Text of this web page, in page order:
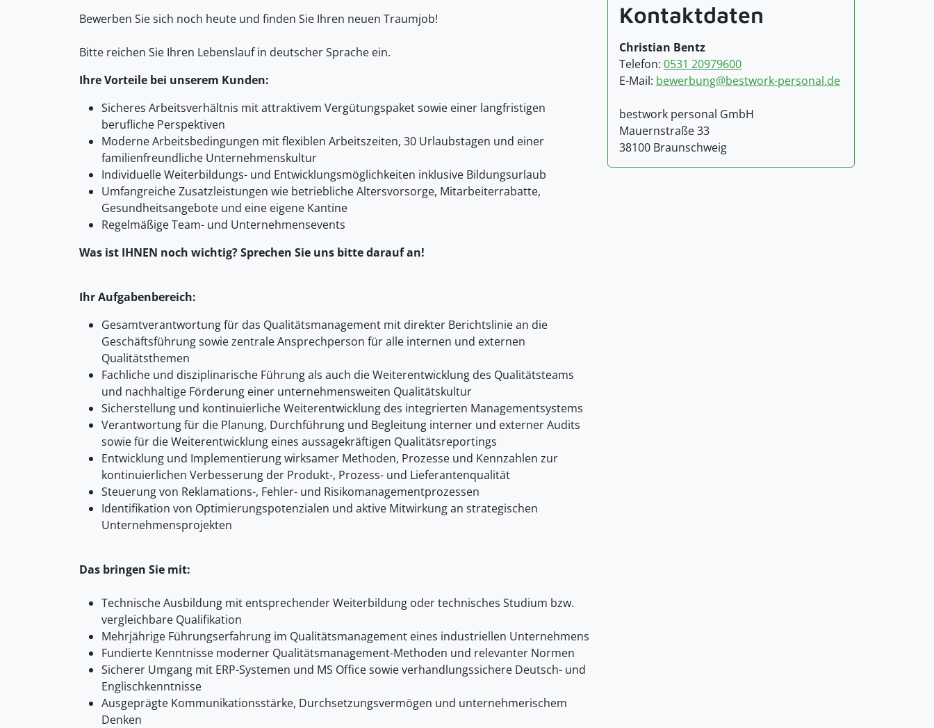
Bewerben Sie sich noch heute und finden Sie Ihren neuen Traumjob!
Bitte reichen Sie Ihren Lebenslauf in deutscher Sprache ein.
Ihre Vorteile bei unserem Kunden:
Sicheres Arbeitsverhältnis mit attraktivem Vergütungspaket sowie einer langfristigen
berufliche Perspektiven
Moderne Arbeitsbedingungen mit flexiblen Arbeitszeiten, 30 Urlaubstagen und einer
familienfreundliche Unternehmenskultur
Individuelle Weiterbildungs- und Entwicklungsmöglichkeiten inklusive Bildungsurlaub
Umfangreiche Zusatzleistungen wie betriebliche Altersvorsorge, Mitarbeiterrabatte,
Gesundheitsangebote und eine eigene Kantine
Regelmäßige Team- und Unternehmensevents
Was ist IHNEN noch wichtig? Sprechen Sie uns bitte darauf an!
Ihr Aufgabenbereich:
Gesamtverantwortung für das Qualitätsmanagement mit direkter Berichtslinie an die
Geschäftsführung sowie zentrale Ansprechperson für alle internen und externen
Qualitätsthemen
Fachliche und disziplinarische Führung als auch die Weiterentwicklung des Qualitätsteams
und nachhaltige Förderung einer unternehmensweiten Qualitätskultur
Sicherstellung und kontinuierliche Weiterentwicklung des integrierten Managementsystems
Verantwortung für die Planung, Durchführung und Begleitung interner und externer Audits
sowie für die Weiterentwicklung eines aussagekräftigen Qualitätsreportings
Entwicklung und Implementierung wirksamer Methoden, Prozesse und Kennzahlen zur
kontinuierlichen Verbesserung der Produkt-, Prozess- und Lieferantenqualität
Steuerung von Reklamations-, Fehler- und Risikomanagementprozessen
Identifikation von Optimierungspotenzialen und aktive Mitwirkung an strategischen
Unternehmensprojekten
Das bringen Sie mit:
Technische Ausbildung mit entsprechender Weiterbildung oder technisches Studium bzw.
vergleichbare Qualifikation
Mehrjährige Führungserfahrung im Qualitätsmanagement eines industriellen Unternehmens
Fundierte Kenntnisse moderner Qualitätsmanagement-Methoden und relevanter Normen
Sicherer Umgang mit ERP-Systemen und MS Office sowie verhandlungssichere Deutsch- und
Englischkenntnisse
Ausgeprägte Kommunikationsstärke, Durchsetzungsvermögen und unternehmerischem
Denken
Kontaktdaten
Christian Bentz
Telefon: 0531 20979600
E-Mail: bewerbung@bestwork-personal.de
bestwork personal GmbH
Mauernstraße 33
38100 Braunschweig